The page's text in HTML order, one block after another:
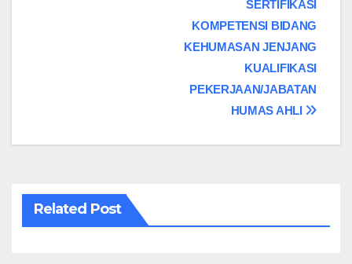
SERTIFIKASI
KOMPETENSI BIDANG
KEHUMASAN JENJANG
KUALIFIKASI
PEKERJAAN/JABATAN
HUMAS AHLI
Related Post